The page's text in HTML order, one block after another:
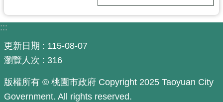
錄
回
首
網
:::
更新日期
115-08-07
瀏覽人次
316
版權所有 © 桃園市政府 Copyright 2025 Taoyuan City
Government. All rights reserved.